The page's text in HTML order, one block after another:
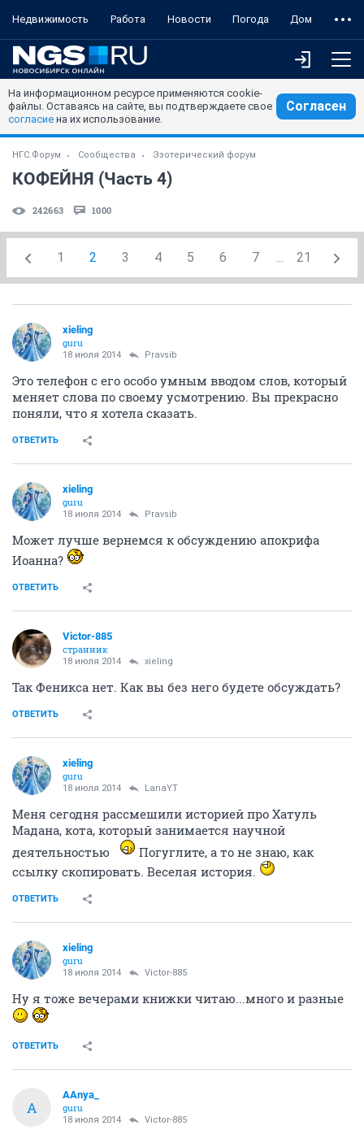
Недвижимость Работа Новости Погода Дом
На информационном ресурсе применяются cookie-
файлы. Оставаясь на сайте, вы подтверждаете свое
согласие на их использование.
Согласен
НГС.Форум Сообщества Эзотерический форум
КОФЕЙНЯ (Часть 4)
242663 1000
1 2 3 4 5 6 7 ... 21
xieling
guru
18 июля 2014 Pravsib
Это телефон с его особо умным вводом слов, который
меняет слова по своему усмотрению. Вы прекрасно
поняли, что я хотела сказать.
ОТВЕТИТЬ
xieling
guru
18 июля 2014 Pravsib
Может лучше вернемся к обсуждению апокрифа
Иоанна?
ОТВЕТИТЬ
Victor-885
странник
18 июля 2014 xieling
Так Феникса нет. Как вы без него будете обсуждать?
ОТВЕТИТЬ
xieling
guru
18 июля 2014 LanaYT
Меня сегодня рассмешили историей про Хатуль
Мадана, кота, который занимается научной
деятельностью
Погуглите, а то не знаю, как
ссылку скопировать. Веселая история.
ОТВЕТИТЬ
xieling
guru
18 июля 2014 Victor-885
Ну я тоже вечерами книжки читаю...много и разные
ОТВЕТИТЬ
A
AAnya_
guru
18 июля 2014 Victor-885